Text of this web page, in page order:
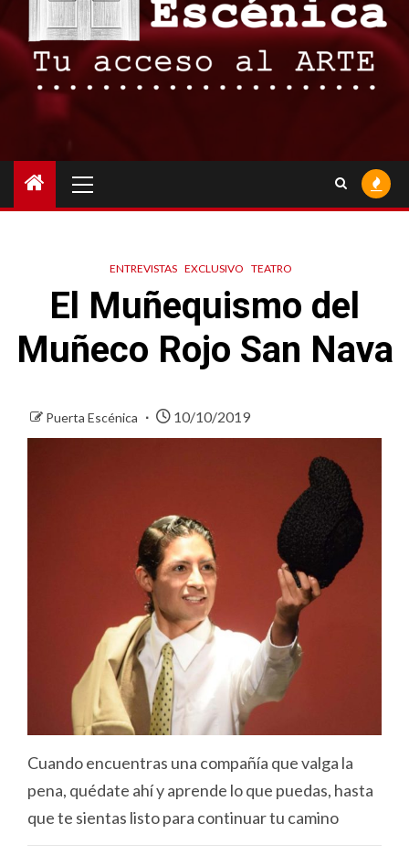
principal
ENTREVISTAS EXCLUSIVO TEATRO
El Muñequismo del
Muñeco Rojo San Nava
Puerta Escénica 10/10/2019
Cuando encuentras una compañía que valga la
pena, quédate ahí y aprende lo que puedas, hasta
que te sientas listo para continuar tu camino